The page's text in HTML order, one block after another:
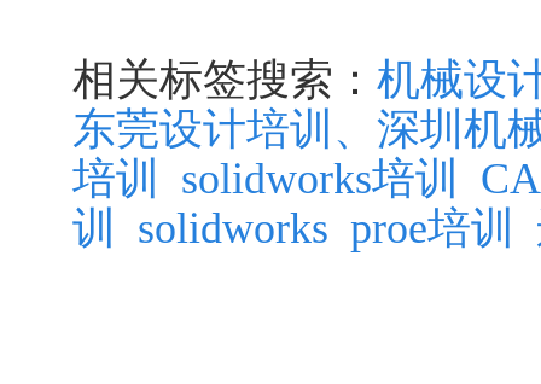
相关标签搜索： 机械设
东莞设计培训、深圳机
培训
solidworks培训
训
solidworks proe培训